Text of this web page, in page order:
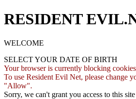
RESIDENT
WELCOME
SELECT YOUR DATE OF BIRTH
Your browser is currently blocking
To use Resident Evil Net, please change
"Allow".
Sorry, we can't grant you access to this